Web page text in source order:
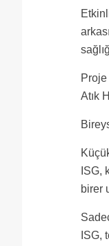
Proje
Atık
ISG,
birer
ISG,